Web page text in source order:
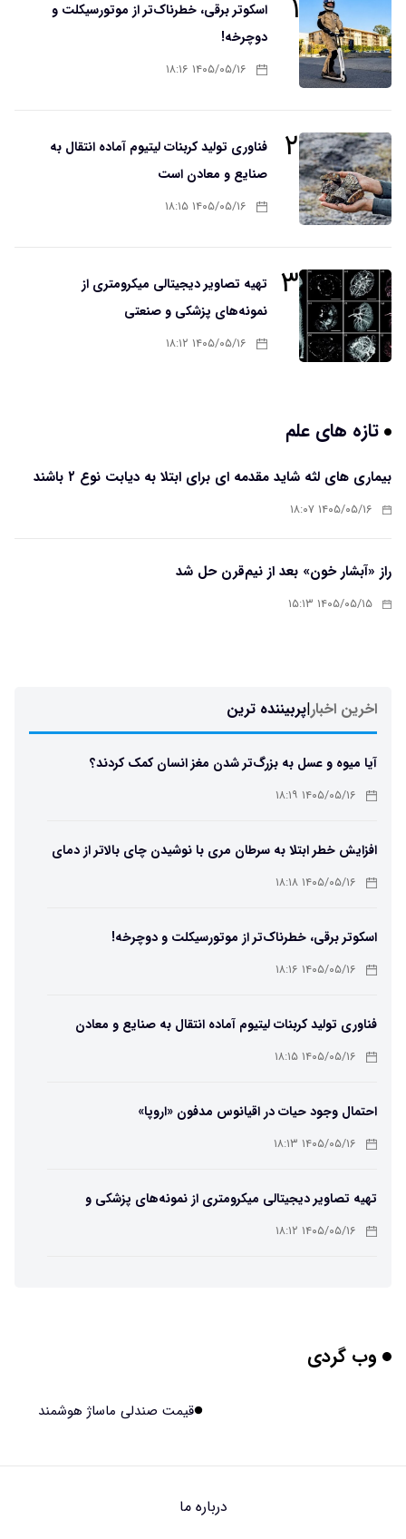
۱
اسکوتر برقی، خطرناک‌تر از موتورسیکلت و
دوچرخه!
۱۴۰۵/۰۵/۱۶ ۱۸:۱۶
۲
فناوری تولید کربنات لیتیوم آماده انتقال به
صنایع و معادن است
۱۴۰۵/۰۵/۱۶ ۱۸:۱۵
۳
تهیه تصاویر دیجیتالی میکرومتری از
نمونه‌های پزشکی و صنعتی
۱۴۰۵/۰۵/۱۶ ۱۸:۱۲
تازه های علم
بیماری های لثه شاید مقدمه ای برای ابتلا به دیابت نوع ۲ باشند
۱۴۰۵/۰۵/۱۶ ۱۸:۰۷
راز «آبشار خون» بعد از نیم‌قرن حل شد
۱۴۰۵/۰۵/۱۵ ۱۵:۱۳
اخرین اخبار|پربیننده ترین
آیا میوه و عسل به بزرگ‌تر شدن مغز انسان کمک کردند؟
۱۴۰۵/۰۵/۱۶ ۱۸:۱۹
افزایش خطر ابتلا به سرطان مری با نوشیدن چای بالاتر از دمای
۶۵ درجه ۱۴۰۵/۰۵/۱۶ ۱۸:۱۸
اسکوتر برقی، خطرناک‌تر از موتورسیکلت و دوچرخه!
۱۴۰۵/۰۵/۱۶ ۱۸:۱۶
فناوری تولید کربنات لیتیوم آماده انتقال به صنایع و معادن
است۱۴۰۵/۰۵/۱۶ ۱۸:۱۵
احتمال وجود حیات در اقیانوس مدفون «اروپا»
۱۴۰۵/۰۵/۱۶ ۱۸:۱۳
تهیه تصاویر دیجیتالی میکرومتری از نمونه‌های پزشکی و
صنعتی۱۴۰۵/۰۵/۱۶ ۱۸:۱۲
وب گردی
قیمت صندلی ماساژ هوشمند
درباره ما